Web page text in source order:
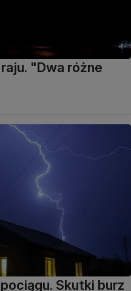
"Dwa różne
Skutki burz